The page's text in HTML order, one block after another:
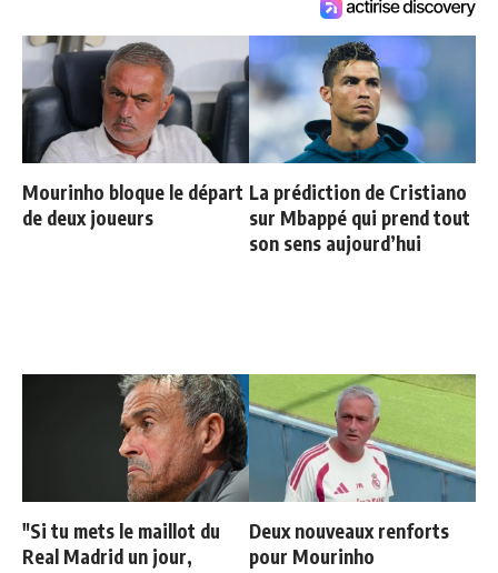
Mourinho bloque le départ
de deux joueurs
La prédiction de Cristiano
sur Mbappé qui prend tout
son sens aujourd’hui
"Si tu mets le maillot du
Real Madrid un jour,
Deux nouveaux renforts
pour Mourinho